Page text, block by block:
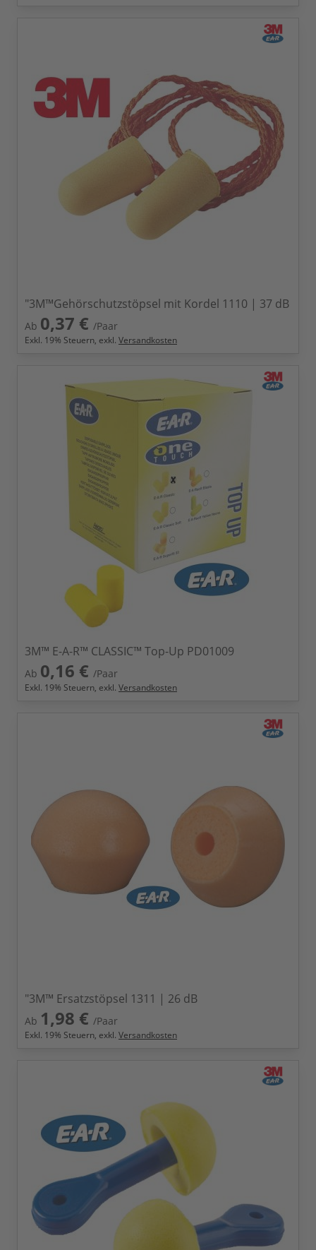
"3M™Gehörschutzstöpsel mit Kordel 1110 | 37 dB
Ab 0,37 € /Paar
Exkl. 19% Steuern, exkl. Versandkosten
3M™ E-A-R™ CLASSIC™ Top-Up PD01009
Ab 0,16 € /Paar
Exkl. 19% Steuern, exkl. Versandkosten
"3M™ Ersatzstöpsel 1311 | 26 dB
Ab 1,98 € /Paar
Exkl. 19% Steuern, exkl. Versandkosten